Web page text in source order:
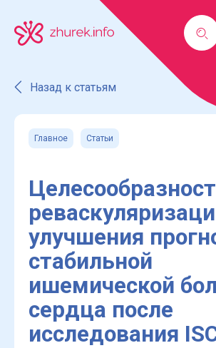
Назад к статьям
Главное Статьи
улучшения
стабильной
ишемической
сердца после
исследования